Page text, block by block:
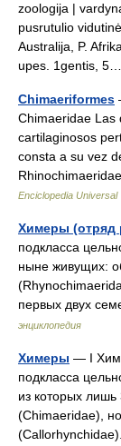
zoologija |
pusrutulio
Australija, P.
upes. 1gentis,
Chimaeriformes
Chimaeridae Las
cartilaginosos
consta a su vez
Enciclopedia Universal
Химеры (отряд
подкласса
ныне живущих:
первых двух
энциклопедия
Химеры — I
подкласса
из которых
(Chimaeridae),